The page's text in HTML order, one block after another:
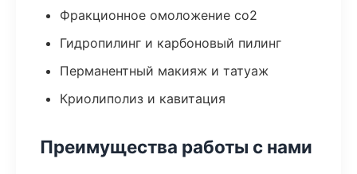
Фракционное омоложение co2
Гидропилинг и карбоновый пилинг
Перманентный макияж и татуаж
Криолиполиз и кавитация
Преимущества работы с нами